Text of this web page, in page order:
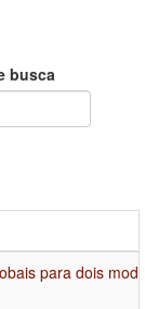
busca
para dois